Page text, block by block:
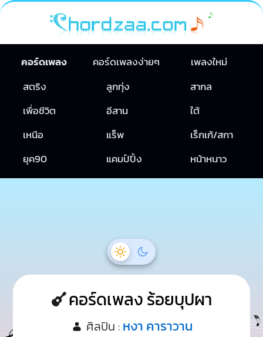
คอร์ดเพลง คอร์ดเพลงง่ายๆ
เพลงใหม่
สตริง
ลูกทุ่ง
สากล
เพื่อชีวิต
อีสาน
ใต้
เหนือ
แร็พ
เร็กเก้/สกา
ยุค90
แคมป์ปิ้ง หน้าหนาว
คอร์ดเพลง ร้อยบุปผา
ศิลปิน : หงา คาราวาน